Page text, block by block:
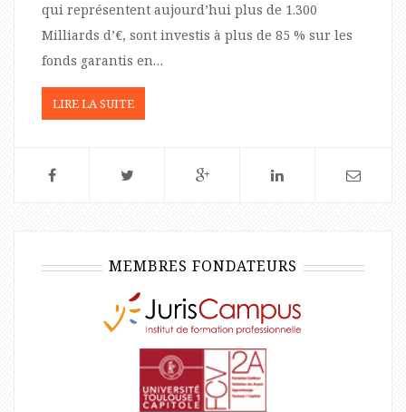
qui représentent aujourd’hui plus de 1.300
Milliards d’€, sont investis à plus de 85 % sur les
fonds garantis en…
LIRE LA SUITE
MEMBRES FONDATEURS